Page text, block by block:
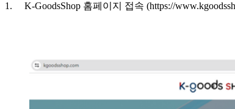
1. K-GoodsShop 홈페이지 접속 (https://